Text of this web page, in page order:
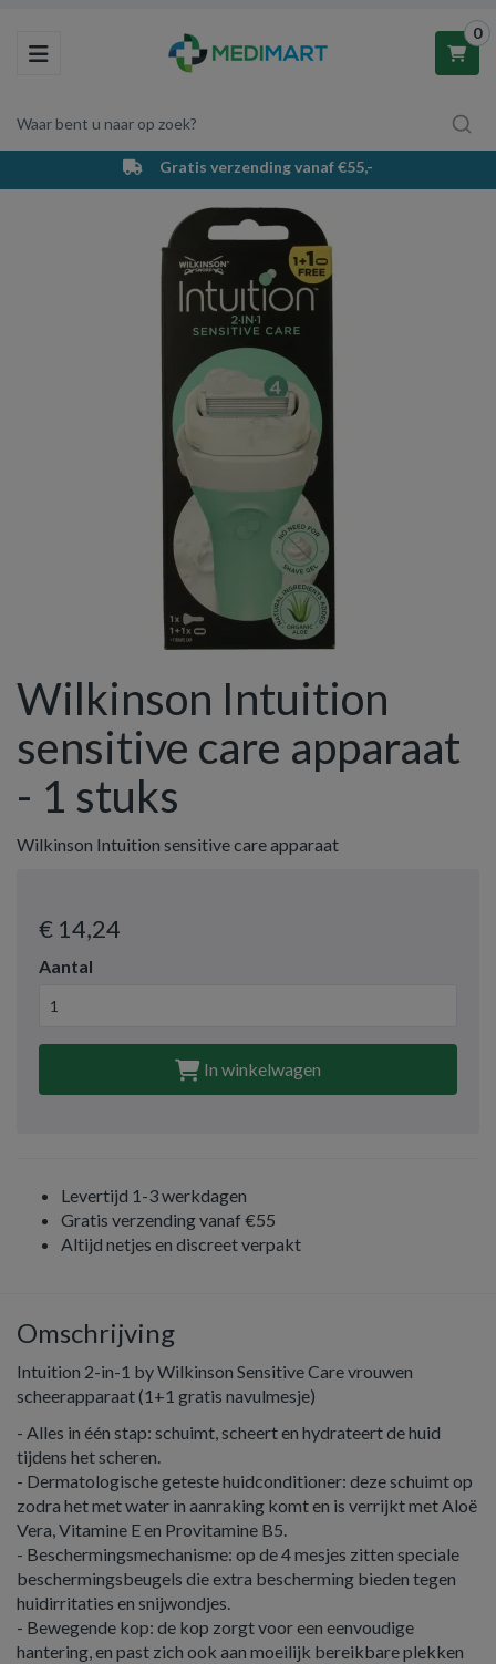
Toggle navigation
Waar bent u naar op zoek?
0
Winkelwagen
Uw winkelwagen is leeg.
Vul hem met producten.
Gratis verzending vanaf €55,-
Wilkinson Intuition
sensitive care apparaat
- 1 stuks
Wilkinson Intuition sensitive care apparaat
€ 14,24
Aantal
In winkelwagen
Levertijd 1-3 werkdagen
Gratis verzending vanaf €55
Altijd netjes en discreet verpakt
Omschrijving
Intuition 2-in-1 by Wilkinson Sensitive Care vrouwen
scheerapparaat (1+1 gratis navulmesje)
- Alles in één stap: schuimt, scheert en hydrateert de huid
tijdens het scheren.
- Dermatologische geteste huidconditioner: deze schuimt op
zodra het met water in aanraking komt en is verrijkt met Aloë
Vera, Vitamine E en Provitamine B5.
- Beschermingsmechanisme: op de 4 mesjes zitten speciale
beschermingsbeugels die extra bescherming bieden tegen
huidirritaties en snijwondjes.
- Bewegende kop: de kop zorgt voor een eenvoudige
hantering, en past zich ook aan moeilijk bereikbare plekken